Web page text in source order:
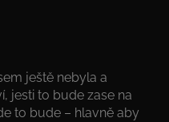
ještě nebyla a
jesti to bude zase na
to bude – hlavně aby